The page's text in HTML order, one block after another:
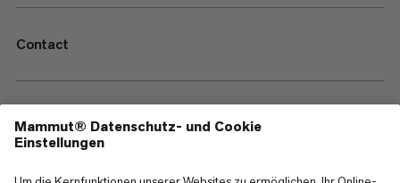
Contact